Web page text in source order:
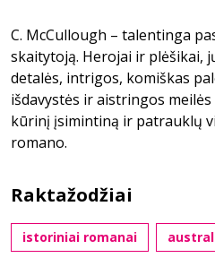
C. McCullough – talentinga
skaitytoją. Herojai ir plėšikai,
detalės, intrigos, komiškas
išdavystės ir aistringos
kūrinį įsimintiną ir patrauklų
romano.
Raktažodžiai
istoriniai romanai